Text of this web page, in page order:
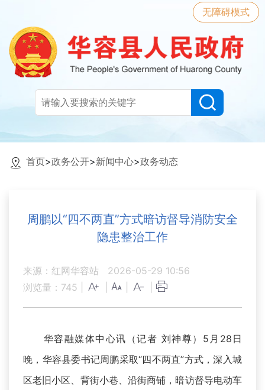
无障碍模式
首页>政务公开>新闻中心>政务动态
周鹏以“四不两直”方式暗访督导消防安全
隐患整治工作
来源：红网华容站
2026-05-29 10:56
浏览量： 745
华容融媒体中心讯（记者 刘神尊）5月28日
晚，华容县委书记周鹏采取“四不两直”方式，深入城
区老旧小区、背街小巷、沿街商铺，暗访督导电动车